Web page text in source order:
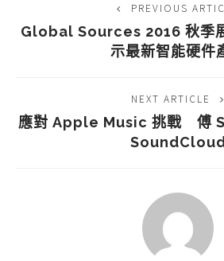
PREVIOUS
Global Sources 2016 秋季
示最新智能硬件
NEXT ARTICLE
應對 Apple Music 挑戰 傅